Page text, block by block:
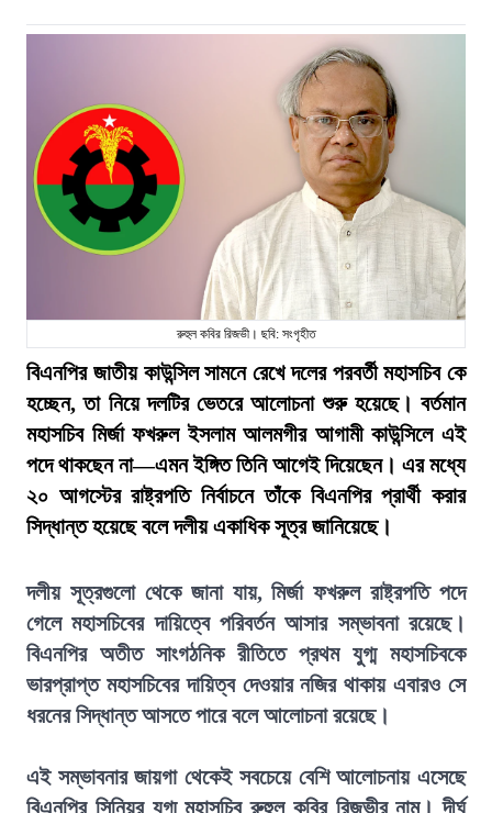
রুহুল কবির রিজভী। ছবি: সংগৃহীত
বিএনপির জাতীয় কাউন্সিল সামনে রেখে দলের পরবর্তী মহাসচিব কে
হচ্ছেন, তা নিয়ে দলটির ভেতরে আলোচনা শুরু হয়েছে। বর্তমান
মহাসচিব মির্জা ফখরুল ইসলাম আলমগীর আগামী কাউন্সিলে এই
পদে থাকছেন না—এমন ইঙ্গিত তিনি আগেই দিয়েছেন। এর মধ্যে
২০ আগস্টের রাষ্ট্রপতি নির্বাচনে তাঁকে বিএনপির প্রার্থী করার
সিদ্ধান্ত হয়েছে বলে দলীয় একাধিক সূত্র জানিয়েছে।
দলীয় সূত্রগুলো থেকে জানা যায়, মির্জা ফখরুল রাষ্ট্রপতি পদে
গেলে মহাসচিবের দায়িত্বে পরিবর্তন আসার সম্ভাবনা রয়েছে।
বিএনপির অতীত সাংগঠনিক রীতিতে প্রথম যুগ্ম মহাসচিবকে
ভারপ্রাপ্ত মহাসচিবের দায়িত্ব দেওয়ার নজির থাকায় এবারও সে
ধরনের সিদ্ধান্ত আসতে পারে বলে আলোচনা রয়েছে।
এই সম্ভাবনার জায়গা থেকেই সবচেয়ে বেশি আলোচনায় এসেছে
বিএনপির সিনিয়র যুগ্ম মহাসচিব রুহুল কবির রিজভীর নাম। দীর্ঘ